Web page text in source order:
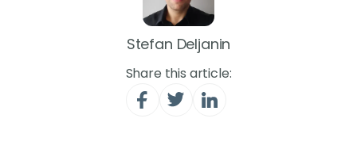
Stefan Deljanin
Share this article: